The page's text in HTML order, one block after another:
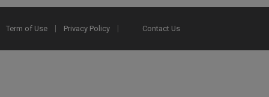
Term of Use Privacy Policy Contact Us